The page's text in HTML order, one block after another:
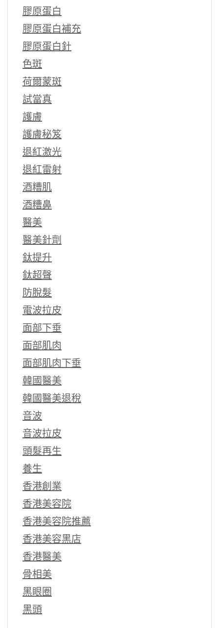
膠原蛋白
膠原蛋白補充
膠原蛋白針
色斑
荷爾蒙斑
試當真
護膚
護膚秘笈
退紅激光
退紅雷射
酒糟肌
酒糟鼻
醫美
醫美針劑
鈦提升
鈦超聲
防脫髮
電波拉皮
面部下垂
面部肌肉
面部肌肉下垂
韓國醫美
韓國醫美退稅
音波
音波拉皮
頭髮再生
養生
香港創業
香港美容院
香港美容院推薦
香港美容黑店
香港醫美
骨相美
黑眼圈
黑頭